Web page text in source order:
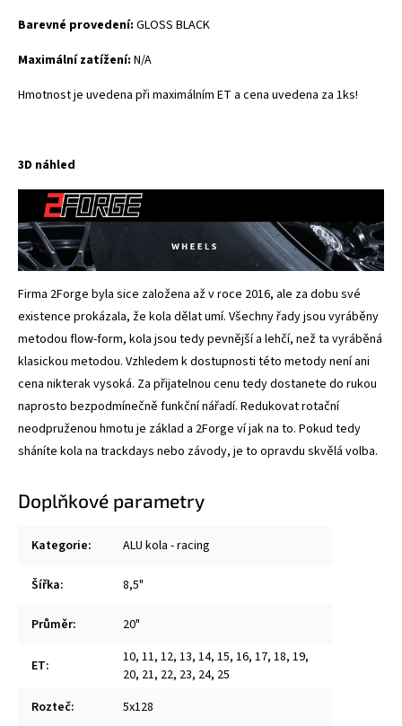
Barevné provedení: GLOSS BLACK
Maximální zatížení: N/A
Hmotnost je uvedena při maximálním ET a cena uvedena za 1ks!
3D náhled
Firma 2Forge byla sice založena až v roce 2016, ale za dobu své
existence prokázala, že kola dělat umí. Všechny řady jsou vyráběny
metodou flow-form, kola jsou tedy pevnější a lehčí, než ta vyráběná
klasickou metodou. Vzhledem k dostupnosti této metody není ani
cena nikterak vysoká. Za přijatelnou cenu tedy dostanete do rukou
naprosto bezpodmínečně funkční nářadí. Redukovat rotační
neodpruženou hmotu je základ a 2Forge ví jak na to. Pokud tedy
sháníte kola na trackdays nebo závody, je to opravdu skvělá volba.
Doplňkové parametry
Kategorie: ALU kola - racing
Šířka: 8,5"
Průměr: 20"
ET: 10, 11, 12, 13, 14, 15, 16, 17, 18, 19,
20, 21, 22, 23, 24, 25
Rozteč: 5x128